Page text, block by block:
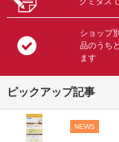
ショップ
品のうち
ます
ピックアップ記事
NEWS